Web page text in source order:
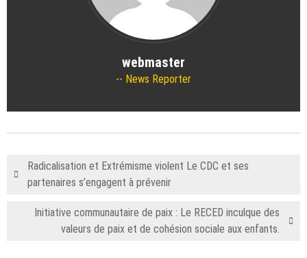
webmaster
News Reporter
Radicalisation et Extrémisme violent Le CDC et ses
partenaires s’engagent à prévenir
Initiative communautaire de paix : Le RECED inculque des
valeurs de paix et de cohésion sociale aux enfants.